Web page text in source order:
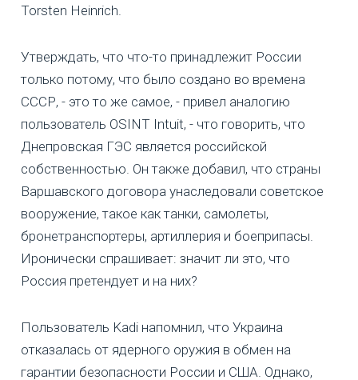
Torsten Heinrich.
Утверждать, что что-то принадлежит России
только потому, что было создано во времена
СССР, - это то же самое, - привел аналогию
пользователь OSINT Intuit, - что говорить, что
Днепровская ГЭС является российской
собственностью. Он также добавил, что страны
Варшавского договора унаследовали советское
вооружение, такое как танки, самолеты,
бронетранспортеры, артиллерия и боеприпасы.
Иронически спрашивает: значит ли это, что
Россия претендует и на них?
Пользователь Kadi напомнил, что Украина
отказалась от ядерного оружия в обмен на
гарантии безопасности России и США. Однако,